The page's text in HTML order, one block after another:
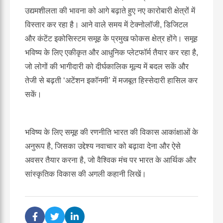
उद्यमशीलता की भावना को आगे बढ़ाते हुए नए कारोबारी क्षेत्रों में
विस्तार कर रहा है। आने वाले समय में टेक्नोलॉजी, डिजिटल
और कंटेंट इकोसिस्टम समूह के प्रमुख फोकस क्षेत्र होंगे। समूह
भविष्य के लिए एकीकृत और आधुनिक प्लेटफॉर्म तैयार कर रहा है,
जो लोगों की भागीदारी को दीर्घकालिक मूल्य में बदल सकें और
तेजी से बढ़ती ‘अटेंशन इकॉनमी’ में मजबूत हिस्सेदारी हासिल कर
सकें।
भविष्य के लिए समूह की रणनीति भारत की विकास आकांक्षाओं के
अनुरूप है, जिसका उद्देश्य नवाचार को बढ़ावा देना और ऐसे
अवसर तैयार करना है, जो वैश्विक मंच पर भारत के आर्थिक और
सांस्कृतिक विकास की अगली कहानी लिखें।